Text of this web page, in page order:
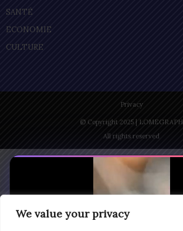
We value your privacy
SANTÉ
ECONOMIE
CULTURE
Privacy
© Copyright 2025 | LOMEGRAPH
All rights reserved